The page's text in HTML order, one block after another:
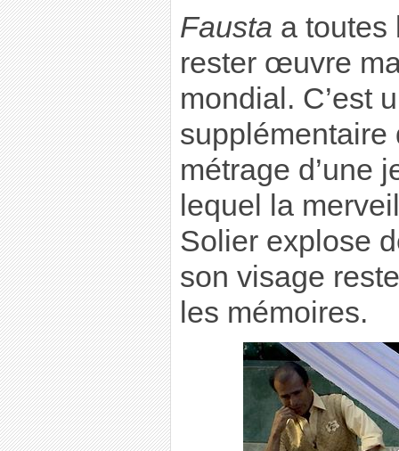
Fausta a toutes
rester œuvre
mondial. C’est
supplémentaire
métrage d’une
lequel la
Solier explose
son visage
les mémoires.